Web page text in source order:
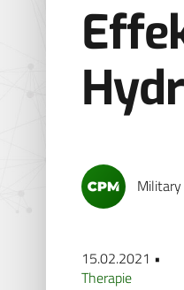
15.02.2021 •
Therapie